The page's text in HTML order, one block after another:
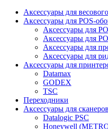
Аксессуары для
Аксессуары для POS-
Аксессуары для
Аксессуары для
Аксессуары для
Аксессуары для
Аксессуары для
Datamax
GODEX
TSC
Переходники
Аксессуары для
Datalogic PSC
Honeywell